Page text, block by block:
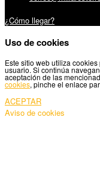
¿Cómo llegar?
Uso de cookies
Este sitio web utiliza
usuario. Si continúa
aceptación de las
cookies, pinche el enlace
ACEPTAR
Aviso de cookies